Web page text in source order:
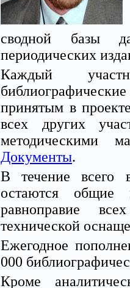
сводной базы
периодических
Каждый
принятым в
всех других
методическими
Документы.
В течение всего
остаются общие
равноправие
технической
Ежегодное
000
Кроме